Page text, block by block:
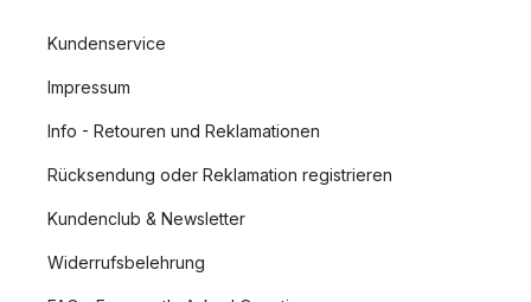
Kundenservice
Impressum
Info - Retouren und Reklamationen
Rücksendung oder Reklamation registrieren
Kundenclub & Newsletter
Widerrufsbelehrung